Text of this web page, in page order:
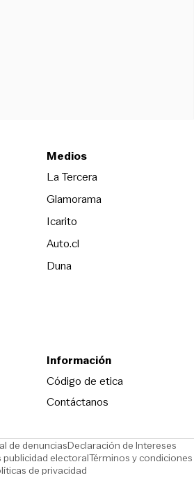
Medios
La TerceraOpens in new
Glamorama
Icarito
Auto.cl
DunaOpens in new window
Información
Código de eticaOpens in new
Contáctanos
de denunciasOpens in new window
Declaración de Intereses
in new window
publicidad electoralOpens in new window
Términos y condiciones
de privacidad